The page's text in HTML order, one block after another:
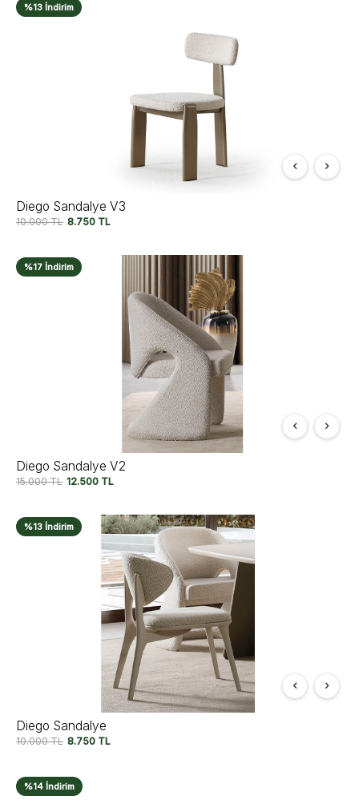
%13 İndirim
Diego Sandalye V3
10.000TL 8.750 TL
%17 İndirim
Diego Sandalye V2
15.000TL 12.500 TL
%13 İndirim
Diego Sandalye
10.000TL 8.750 TL
%14 İndirim